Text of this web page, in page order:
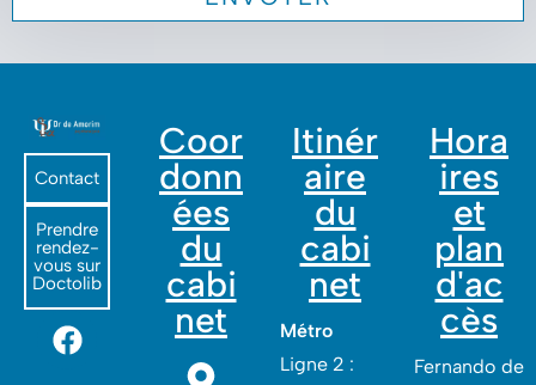
Contact
Prendre
rendez-
vous sur
Doctolib
Coor
donn
ées
du
cabi
net
Itinér
aire
du
cabi
net
Métro
Ligne 2 :
Hora
ires
et
plan
d'ac
cès
Fernando de